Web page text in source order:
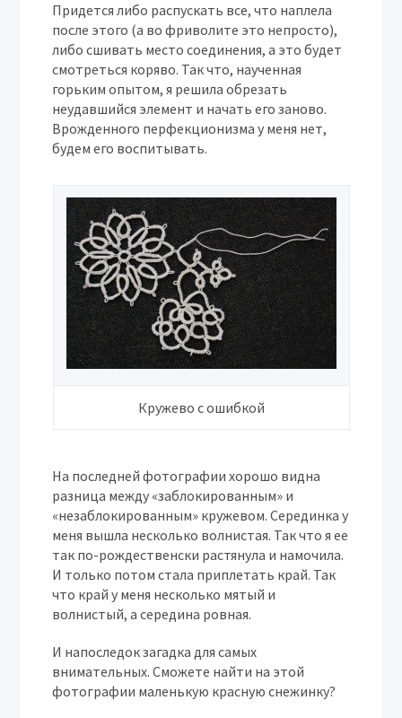
Придется либо распускать все, что наплела
после этого (а во фриволите это непросто),
либо сшивать место соединения, а это будет
смотреться коряво. Так что, наученная
горьким опытом, я решила обрезать
неудавшийся элемент и начать его заново.
Врожденного перфекционизма у меня нет,
будем его воспитывать.
Кружево с ошибкой
На последней фотографии хорошо видна
разница между «заблокированным» и
«незаблокированным» кружевом. Серединка у
меня вышла несколько волнистая. Так что я ее
так по-рождественски растянула и намочила.
И только потом стала приплетать край. Так
что край у меня несколько мятый и
волнистый, а середина ровная.
И напоследок загадка для самых
внимательных. Сможете найти на этой
фотографии маленькую красную снежинку?